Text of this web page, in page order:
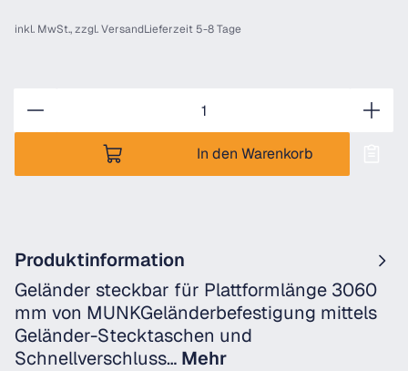
inkl. MwSt., zzgl.VersandLieferzeit 5-8 Tage
In den Warenkorb
Produktinformation
Geländer steckbar für Plattformlänge 3060
mm von MUNKGeländerbefestigung mittels
Geländer-Stecktaschen und
Schnellverschluss… Mehr